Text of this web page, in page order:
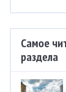
Самое
раздела